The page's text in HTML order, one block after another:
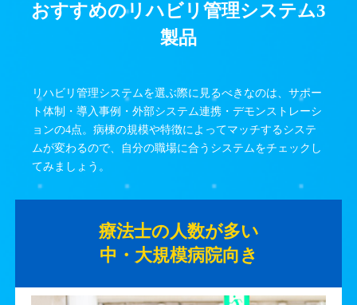
おすすめのリハビリ管理システム3
製品
リハビリ管理システムを選ぶ際に見るべきなのは、サポー
ト体制・導入事例・外部システム連携・デモンストレーシ
ョンの4点。病棟の規模や特徴によってマッチするシステ
ムが変わるので、自分の職場に合うシステムをチェックし
てみましょう。
療法士の人数が多い
中・大規模病院向き